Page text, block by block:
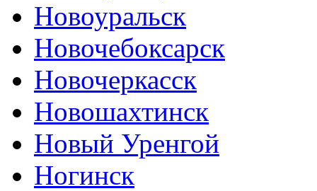
Новоуральск
Новочебоксарск
Новочеркасск
Новошахтинск
Новый Уренгой
Ногинск